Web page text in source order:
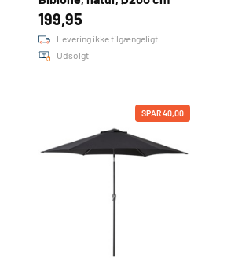
199,95
Levering ikke tilgængeligt
Udsolgt
SPAR 40,00